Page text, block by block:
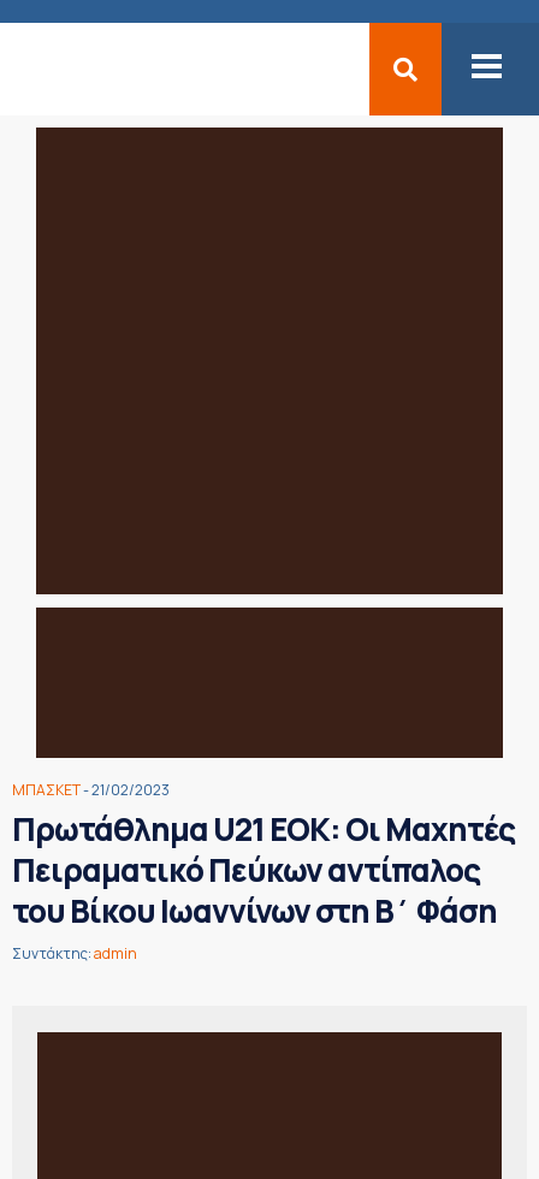
ΜΠΑΣΚΕΤ- 21/02/2023
Πρωτάθλημα U21 ΕΟΚ: Οι Μαχητές
Πειραματικό Πεύκων αντίπαλος
του Βίκου Ιωαννίνων στη Β΄ Φάση
Συντάκτης:admin